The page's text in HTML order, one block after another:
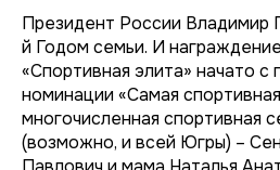
Президент России Владимир
й Годом семьи. И
«Спортивная элита» начато с
номинации «Самая
многочисленная спортивная
(возможно, и всей Югры) –